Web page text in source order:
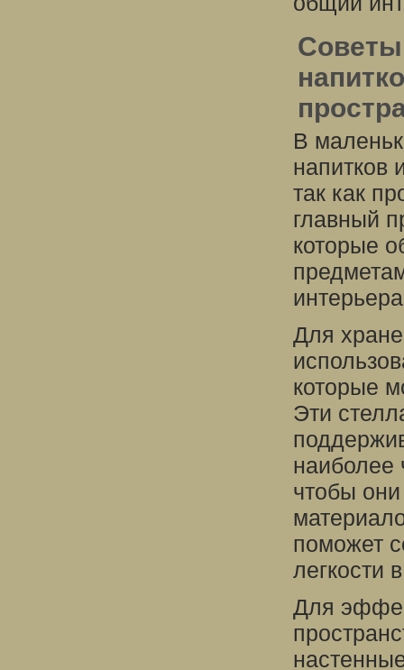
Советы
В
напитков
так как
главный
которые
Для
которые
Эти
наиболее
чтобы
поможет
легкости
Для